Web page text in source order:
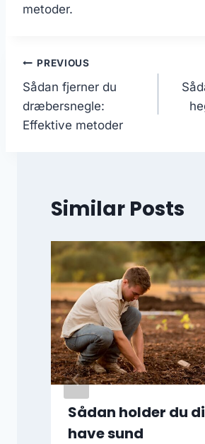
metoder.
PREVIOUS
Sådan fjerner du
dræbersnegle:
Effektive metoder
Similar Posts
Sådan holder du
have sund